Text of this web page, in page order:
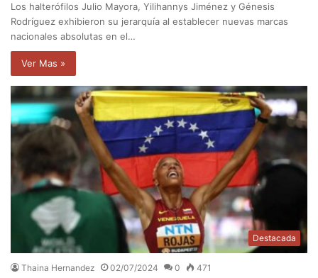
Los halterófilos Julio Mayora, Yilihannys Jiménez y Génesis
Rodríguez exhibieron su jerarquía al establecer nuevas marcas
nacionales absolutas en el…
Ver Mas »
Destacada
Thaina Hernandez 02/07/2024 0 471